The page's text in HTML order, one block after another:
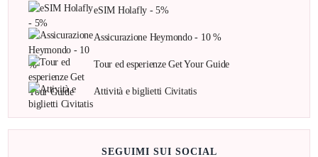
eSIM Holafly - 5%
Assicurazione Heymondo - 10 %
Tour ed esperienze Get Your Guide
Attività e biglietti Civitatis
SEGUIMI SUI SOCIAL